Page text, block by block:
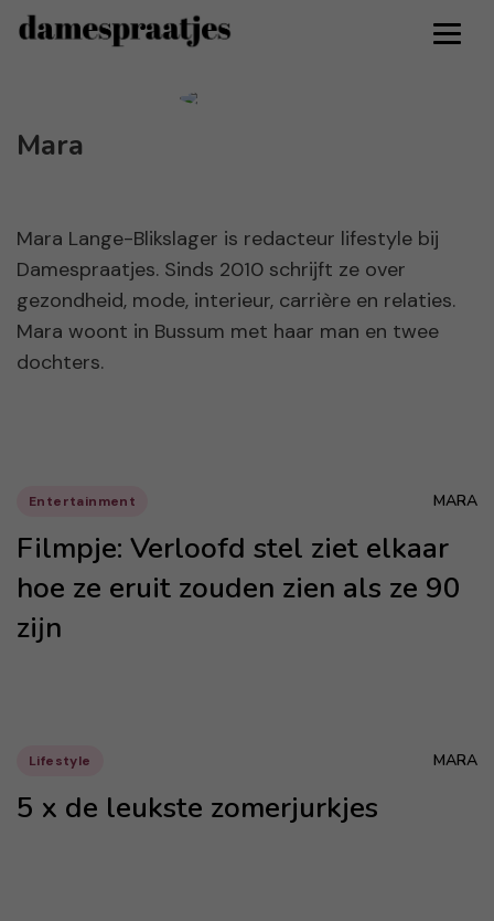
Mara
Mara Lange-Blikslager is redacteur lifestyle bij
Damespraatjes. Sinds 2010 schrijft ze over
gezondheid, mode, interieur, carrière en relaties.
Mara woont in Bussum met haar man en twee
dochters.
Entertainment MARA
Filmpje: Verloofd stel ziet elkaar
hoe ze eruit zouden zien als ze 90
zijn
Lifestyle MARA
5 x de leukste zomerjurkjes